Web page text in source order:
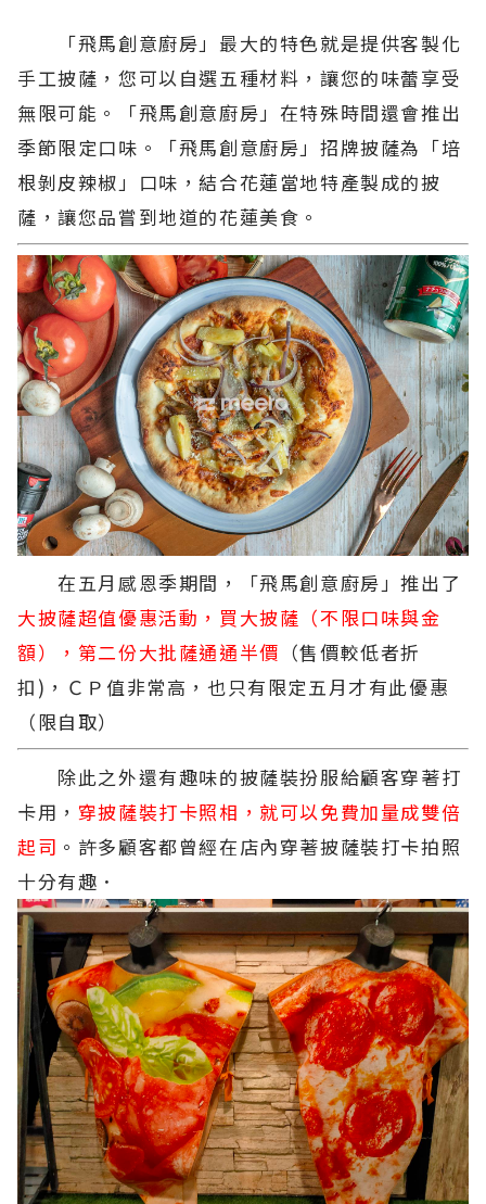
「飛馬創意廚房」最大的特色就是提供客製化
手工披薩，您可以自選五種材料，讓您的味蕾享受
無限可能。「飛馬創意廚房」在特殊時間還會推出
季節限定口味。「飛馬創意廚房」招牌披薩為「培
根剝皮辣椒」口味，結合花蓮當地特產製成的披
薩，讓您品嘗到地道的花蓮美食。
在五月感恩季期間，「飛馬創意廚房」推出了
大披薩超值優惠活動，買大披薩（不限口味與金
額），第二份大批薩通通半價 （售價較低者折
扣)，ＣＰ值非常高，也只有限定五月才有此優惠
（限自取）
除此之外還有趣味的披薩裝扮服給顧客穿著打
卡用， 穿披薩裝打卡照相，就可以免費加量成雙倍
起司 。許多顧客都曾經在店內穿著披薩裝打卡拍照
十分有趣．